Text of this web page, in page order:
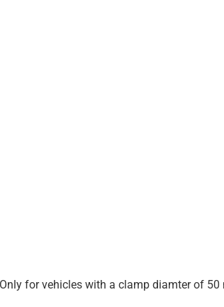
for vehicles with a clamp diamter of